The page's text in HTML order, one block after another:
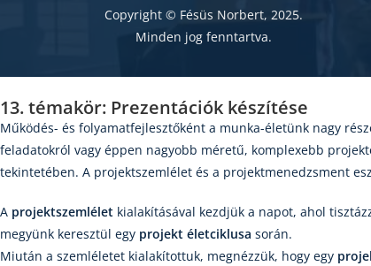
Copyright © Fésüs Norbert, 2025.
Minden jog fenntartva.
13. témakör: Prezentációk készítése
Működés- és folyamatfejlesztőként a munka-életünk nagy
feladatokról vagy éppen nagyobb méretű, komplexebb
tekintetében. A projektszemlélet és a projektmenedzsment
A projektszemlélet kialakításával kezdjük a napot, ahol
megyünk keresztül egy projekt életciklusa során.
Miután a szemléletet kialakítottuk, megnézzük, hogy egy